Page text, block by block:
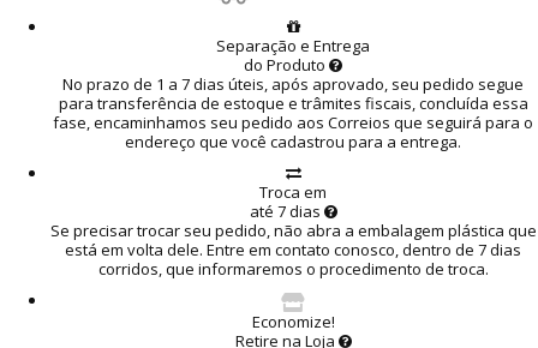
Separação e Entrega
do Produto
No prazo de 1 a 7 dias úteis, após aprovado, seu pedido segue
para transferência de estoque e trâmites fiscais, concluída essa
fase, encaminhamos seu pedido aos Correios que seguirá para o
endereço que você cadastrou para a entrega.
Troca em
até 7 dias
Se precisar trocar seu pedido, não abra a embalagem plástica que
está em volta dele. Entre em contato conosco, dentro de 7 dias
corridos, que informaremos o procedimento de troca.
Economize!
Retire na Loja